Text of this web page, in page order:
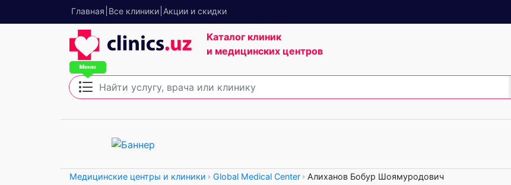
Главная Все клиники Акции и скидки
Каталог клиник
и медицинских центров
Медицинские центры и клиники Global Medical Center Алиханов Бобур Шоямуродович